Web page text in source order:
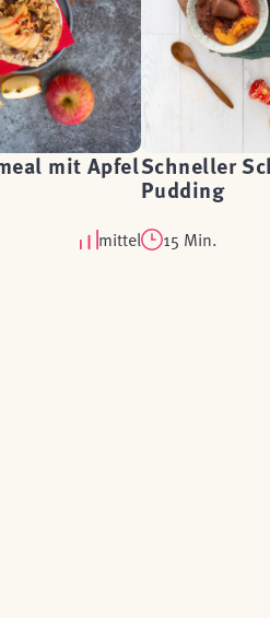
mit Apfel
mittel
Schneller
Pudding
15 Min.